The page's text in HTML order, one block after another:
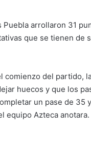
arrollaron 31
que se tienen de
comienzo del partido,
huecos y que los
un pase de 35
equipo Azteca anotara.